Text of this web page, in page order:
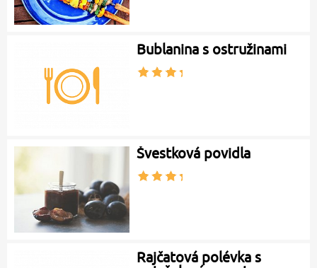
Bublanina s ostružinami
Švestková povidla
Rajčatová polévka s